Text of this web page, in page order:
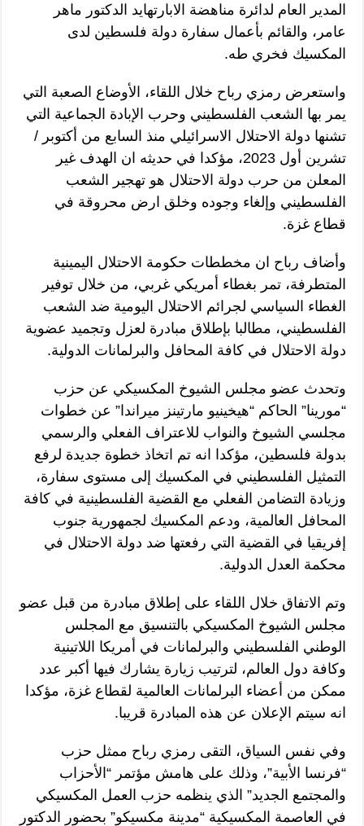
المدير العام لدائرة مناهضة الابارتهايد الدكتور ماهر
عامر، والقائم بأعمال سفارة دولة فلسطين لدى
المكسيك فخري طه.
واستعرض رمزي رباح خلال اللقاء، الأوضاع الصعبة التي
يمر بها الشعب الفلسطيني وحرب الإبادة الجماعية التي
تشنها دولة الاحتلال الاسرائيلي منذ السابع من أكتوبر /
تشرين أول 2023، مؤكدا في حديثه ان الهدف غير
المعلن من حرب دولة الاحتلال هو تهجير الشعب
الفلسطيني وإلغاء وجوده وخلق ارض محروقة في
قطاع غزة.
وأضاف رباح ان مخططات حكومة الاحتلال اليمينية
المتطرفة، تمر بغطاء أمريكي غربي، من خلال توفير
الغطاء السياسي لجرائم الاحتلال اليومية ضد الشعب
الفلسطيني، مطالبا بإطلاق مبادرة لعزل وتجميد عضوية
دولة الاحتلال في كافة المحافل والبرلمانات الدولية.
وتحدث عضو مجلس الشيوخ المكسيكي عن حزب
“مورينا” الحاكم “هيخينيو مارتينز ميراندا” عن خطوات
مجلسي الشيوخ والنواب للاعتراف الفعلي والرسمي
بدولة فلسطين، مؤكدا انه تم اتخاذ خطوة جديدة لرفع
التمثيل الفلسطيني في المكسيك إلى مستوى سفارة،
وزيادة التضامن الفعلي مع القضية الفلسطينية في كافة
المحافل العالمية، ودعم المكسيك لجمهورية جنوب
إفريقيا في القضية التي رفعتها ضد دولة الاحتلال في
محكمة العدل الدولية.
وتم الاتفاق خلال اللقاء على إطلاق مبادرة من قبل عضو
مجلس الشيوخ المكسيكي بالتنسيق مع المجلس
الوطني الفلسطيني والبرلمانات في أمريكا اللاتينية
وكافة دول العالم، لترتيب زيارة يشارك فيها أكبر عدد
ممكن من أعضاء البرلمانات العالمية لقطاع غزة، مؤكدا
انه سيتم الإعلان عن هذه المبادرة قريبا.
وفي نفس السياق، التقى رمزي رباح ممثل حزب
“فرنسا الأبية”، وذلك على هامش مؤتمر “الأحزاب
والمجتمع الجديد” الذي ينظمه حزب العمل المكسيكي
في العاصمة المكسيكية “مدينة مكسيكو” بحضور الدكتور